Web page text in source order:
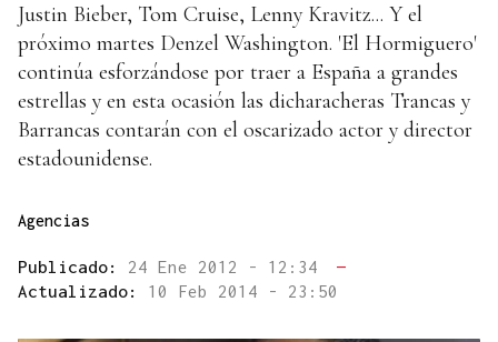
Justin Bieber, Tom Cruise, Lenny Kravitz... Y el
próximo martes Denzel Washington. 'El Hormiguero'
continúa esforzándose por traer a España a grandes
estrellas y en esta ocasión las dicharacheras Trancas y
Barrancas contarán con el oscarizado actor y director
estadounidense.
Agencias
Publicado: 24 Ene 2012 - 12:34
—
Actualizado: 10 Feb 2014 - 23:50